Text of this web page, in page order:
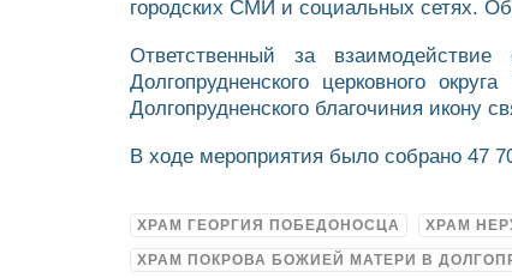
городских СМИ и социальных сетях.
Ответственный за
Долгопрудненского церковного
Долгопрудненского благочиния икону
В ходе мероприятия было собрано 47
ХРАМ ГЕОРГИЯ ПОБЕДОНОСЦА ХРАМ
ХРАМ ПОКРОВА БОЖИЕЙ МАТЕРИ В